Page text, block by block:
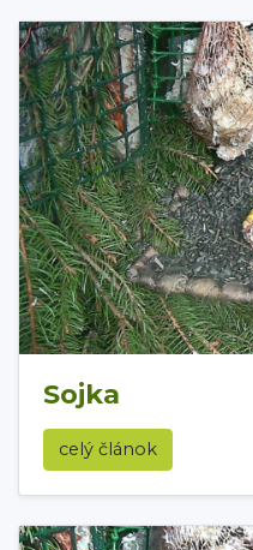
Sojka
celý článok